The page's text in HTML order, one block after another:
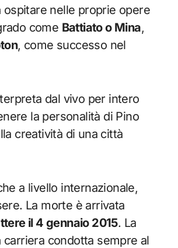
nelle proprie opere
come Battiato o Mina,
, come successo nel
dal vivo per intero
la personalità di Pino
creatività di una città
a livello internazionale,
La morte è arrivata
il 4 gennaio 2015. La
carriera condotta sempre al